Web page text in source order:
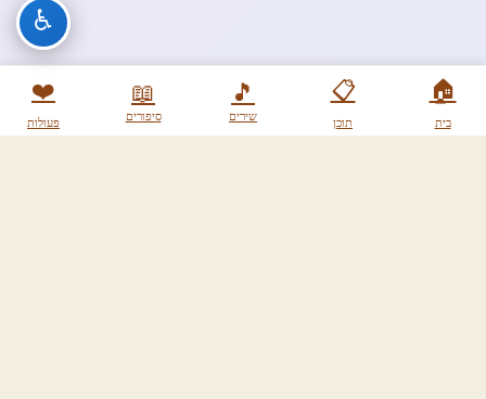
🏠
בית
📋
תוכן
🎵
שירים
📖
סיפורים
❤️
פעולות
♿